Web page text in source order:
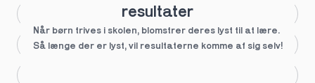
Større skoleglæde
resultater
Når børn trives i skolen, blomstrer deres lyst til at lære.
Så længe der er lyst, vil resultaterne komme af sig selv!